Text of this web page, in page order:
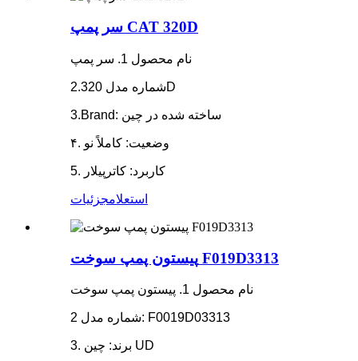
سر پمپ CAT 320D
نام محصول 1. سر پمپ
شماره مدل 2.320D
3.Brand: ساخته شده در چین
۴. وضعیت: کاملاً نو
5. کاربرد: کاترپیلار
استعلامجزئیات
پیستون پمپ سوخت F019D3313
نام محصول 1. پیستون پمپ سوخت
شماره مدل 2: F0019D03313
3. برند: چین UD